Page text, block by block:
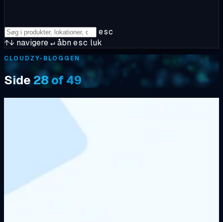
esc
↑↓ navigere↵åbnesc luk
CLOUDZY-BLOGGEN
Side28 of 49